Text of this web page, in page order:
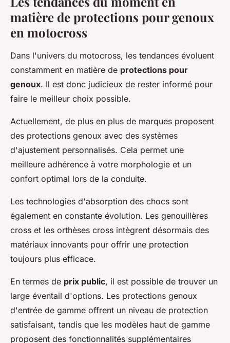
matière de protections pour genoux
en motocross
Dans l'univers du motocross, les tendances évoluent
constamment en matière de protections pour
genoux. Il est donc judicieux de rester informé pour
faire le meilleur choix possible.
Actuellement, de plus en plus de marques proposent
des protections genoux avec des systèmes
d'ajustement personnalisés. Cela permet une
meilleure adhérence à votre morphologie et un
confort optimal lors de la conduite.
Les technologies d'absorption des chocs sont
également en constante évolution. Les genouillères
cross et les orthèses cross intègrent désormais des
matériaux innovants pour offrir une protection
toujours plus efficace.
En termes de prix public, il est possible de trouver un
large éventail d'options. Les protections genoux
d'entrée de gamme offrent un niveau de protection
satisfaisant, tandis que les modèles haut de gamme
proposent des fonctionnalités supplémentaires